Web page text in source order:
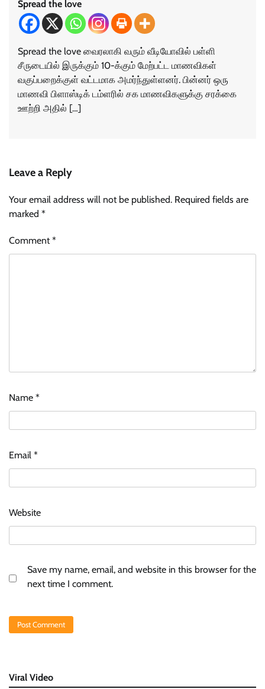
Spread the love
Spread the love வைரலாகி வரும் வீடியோவில் பள்ளி
சீருடையில் இருக்கும் 10-க்கும் மேற்பட்ட மாணவிகள்
வகுப்பறைக்குள் வட்டமாக அமர்ந்துள்ளனர். பின்னர் ஒரு
மாணவி பிளாஸ்டிக் டம்ளரில் சக மாணவிகளுக்கு சரக்கை
ஊற்றி அதில் […]
Leave a Reply
Your email address will not be published. Required fields are
marked *
Comment*
Name *
Email *
Website
Save my name, email, and website in this browser for the
next time I comment.
Viral Video